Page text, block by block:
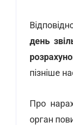
день
пізніше
Про
орган